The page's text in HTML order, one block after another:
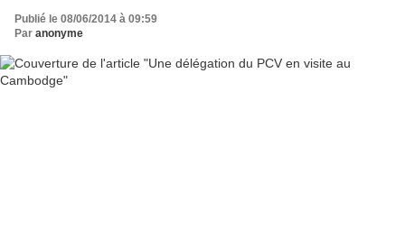
Publié le 08/06/2014 à 09:59
Par anonyme